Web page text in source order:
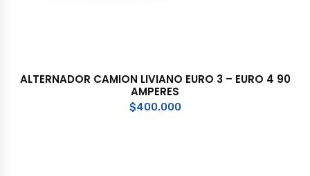
ALTERNADOR CAMION LIVIANO EURO 3 – EURO 4 90
AMPERES
$400.000